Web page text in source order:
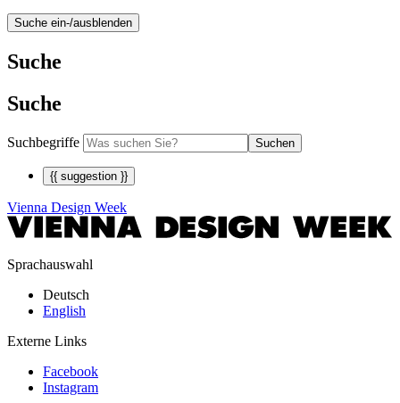
Suche ein-/ausblenden
Suche
Suche
Suchbegriffe Suchen
{{ suggestion }}
Vienna Design Week
Sprachauswahl
Deutsch
English
Externe Links
Facebook
Instagram